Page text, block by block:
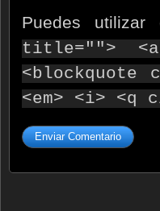
Puedes utilizar
title="">
<blockquote
<em> <i> <q